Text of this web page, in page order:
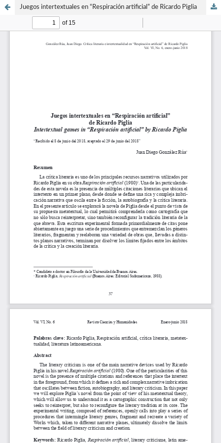
Juegos intertextuales en “Respiración artificial” de Ricardo Piglia